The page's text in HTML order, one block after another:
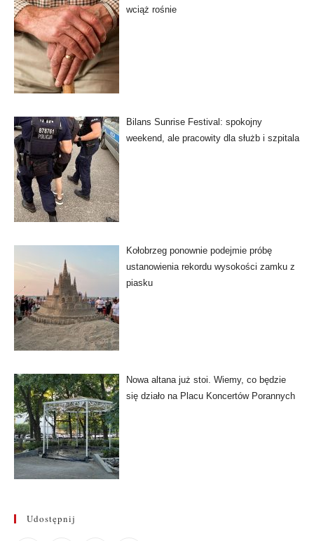
wciąż rośnie
Bilans Sunrise Festival: spokojny
weekend, ale pracowity dla służb i szpitala
Kołobrzeg ponownie podejmie próbę
ustanowienia rekordu wysokości zamku z
piasku
Nowa altana już stoi. Wiemy, co będzie
się działo na Placu Koncertów Porannych
Udostępnij